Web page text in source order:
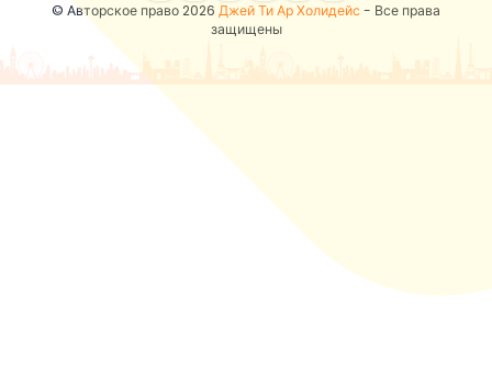
© Авторское право 2026 Джей Ти Ар Холидейс - Все права
защищены